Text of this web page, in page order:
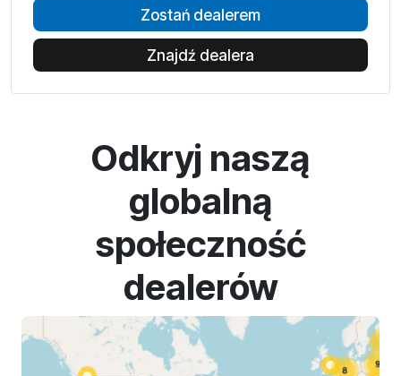
Zostań dealerem
Znajdź dealera
Odkryj naszą
globalną
społeczność
dealerów